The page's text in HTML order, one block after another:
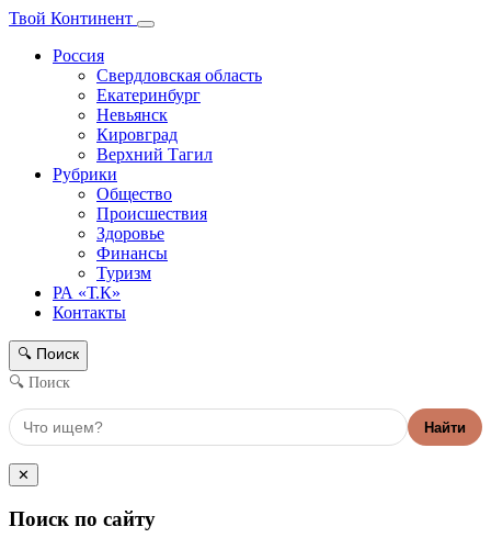
Твой Континент
Россия
Свердловская область
Екатеринбург
Невьянск
Кировград
Верхний Тагил
Рубрики
Общество
Происшествия
Здоровье
Финансы
Туризм
РА «Т.К»
Контакты
🔍 Поиск
🔍 Поиск
Найти
✕
Поиск по сайту